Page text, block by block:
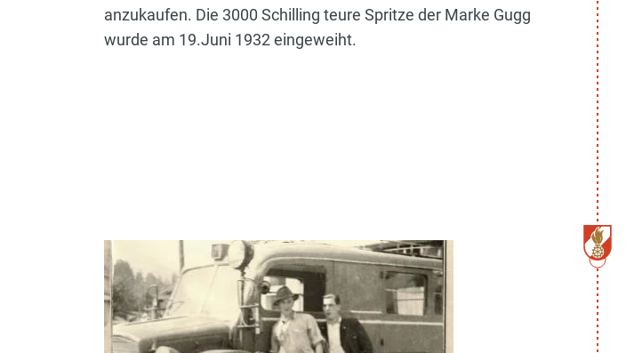
anzukaufen. Die 3000 Schilling teure Spritze der Marke Gugg
wurde am 19.Juni 1932 eingeweiht.